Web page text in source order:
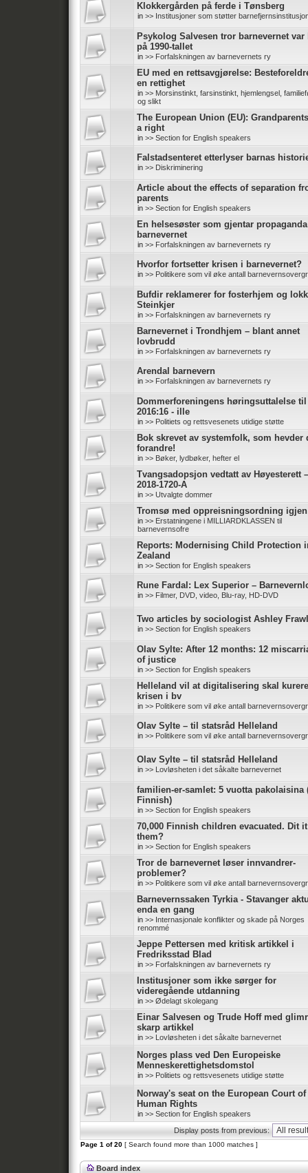
Klokkergården på ferde i Tønsberg
in >> Institusjoner som støtter
Psykolog Salvesen tror barnevernet var
på 1990-tallet
in >> Forfalskningen av barnevernets ry
EU med en rettsavgjørelse:
en rettighet
in >> Morsinstinkt, farsinstinkt, hjemlengsel,
og slikt
The European Union (EU):
a right
in >> Section for English speakers
Falstadsenteret etterlyser barnas
in >> Diskriminering
Article about the effects of separation
parents
in >> Section for English speakers
En helsesøster som gjentar
barnevernet
in >> Forfalskningen av barnevernets ry
Hvorfor fortsetter krisen i barnevernet?
in >> Politikere som vil øke antall
Bufdir reklamerer for fosterhjem og
Steinkjer
in >> Forfalskningen av barnevernets ry
Barnevernet i Trondhjem – blant annet
lovbrudd
in >> Forfalskningen av barnevernets ry
Arendal barnevern
in >> Forfalskningen av barnevernets ry
Dommerforeningens høringsuttalelse til
2016:16 - ille
in >> Politiets og rettsvesenets utidige støtte
Bok skrevet av systemfolk, som hevder
forandre!
in >> Bøker, lydbøker, hefter el
Tvangsadopsjon vedtatt av Høyesterett
2018-1720-A
in >> Utvalgte dommer
Tromsø med oppreisningsordning igjen
in >> Erstatningene i MILLIARDKLASSEN til
barnevernsofre
Reports: Modernising Child Protection
Zealand
in >> Section for English speakers
Rune Fardal: Lex Superior –
in >> Filmer, DVD, video, Blu-ray, HD-DVD
Two articles by sociologist Ashley
in >> Section for English speakers
Olav Sylte: After 12 months: 12
of justice
in >> Section for English speakers
Helleland vil at digitalisering skal kurere
krisen i bv
in >> Politikere som vil øke antall
Olav Sylte – til statsråd Helleland
in >> Politikere som vil øke antall
Olav Sylte – til statsråd Helleland
in >> Lovløsheten i det såkalte barnevernet
familien-er-samlet: 5 vuotta pakolaisina
Finnish)
in >> Section for English speakers
70,000 Finnish children evacuated. Dit
them?
in >> Section for English speakers
Tror de barnevernet løser innvandrer-
problemer?
in >> Politikere som vil øke antall
Barnevernssaken Tyrkia - Stavanger
enda en gang
in >> Internasjonale konflikter og skade på Norges
renommé
Jeppe Pettersen med kritisk artikkel i
Fredriksstad Blad
in >> Forfalskningen av barnevernets ry
Institusjoner som ikke sørger for
videregående utdanning
in >> Ødelagt skolegang
Einar Salvesen og Trude Hoff med
skarp artikkel
in >> Lovløsheten i det såkalte barnevernet
Norges plass ved Den Europeiske
Menneskerettighetsdomstol
in >> Politiets og rettsvesenets utidige støtte
Norway's seat on the European Court of
Human Rights
in >> Section for English speakers
Display posts from previous:
Page 1 of20 [ Search found more than 1000 matches ]
Board index